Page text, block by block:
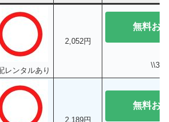
レンタルあり
2,052円
無料お
\\30
2,189円
無料お